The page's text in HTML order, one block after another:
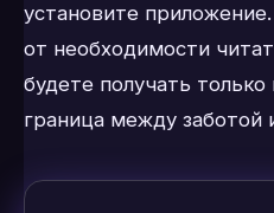
установите
от необходимости
будете получать
граница между заботой